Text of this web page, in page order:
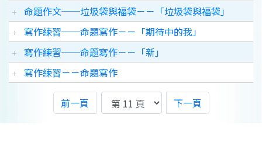
命題作文──垃圾袋與福袋－－「垃圾袋與福袋」
寫作練習──命題寫作－－「期待中的我」
寫作練習──命題寫作－－「新」
寫作練習－－命題寫作
前一頁 下一頁